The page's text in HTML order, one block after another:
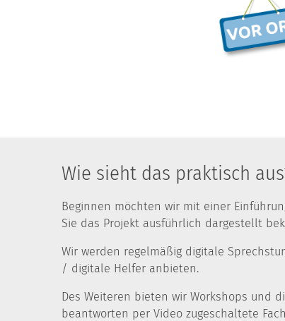
Wie sieht das praktisch
Beginnen möchten wir mit einer
Sie das Projekt ausführlich dargestellt
Wir werden regelmäßig digitale
/ digitale Helfer anbieten.
Des Weiteren bieten wir Workshops und
beantworten per Video zugeschaltete